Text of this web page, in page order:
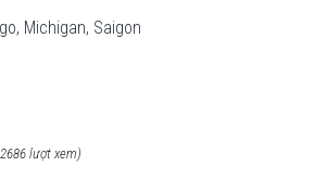
Michigan, Saigon
lượt xem)